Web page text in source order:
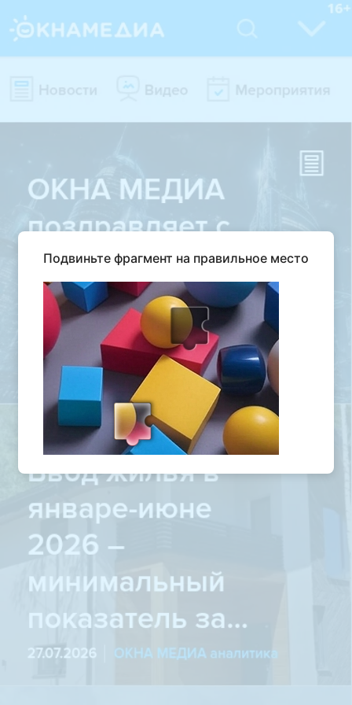
Подвиньте фрагмент на правильное место